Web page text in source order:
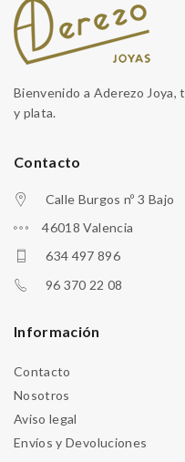
Bienvenido a Aderezo Joya,
y plata.
Contacto
Calle Burgos nº 3 Bajo
46018 Valencia
634 497 896
96 370 22 08
Información
Contacto
Nosotros
Aviso legal
Envíos y Devoluciones